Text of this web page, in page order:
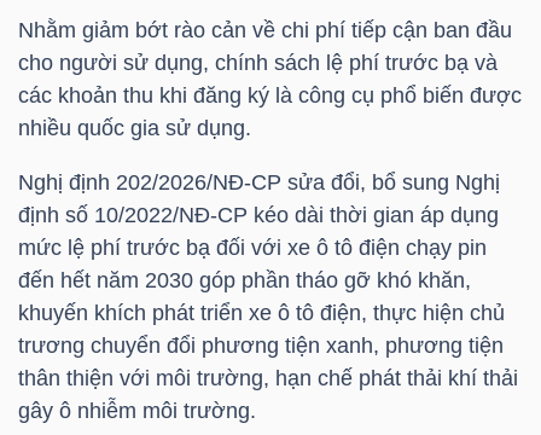
Nhằm giảm bớt rào cản về chi phí tiếp cận ban đầu
cho người sử dụng, chính sách lệ phí trước bạ và
các khoản thu khi đăng ký là công cụ phổ biến được
nhiều quốc gia sử dụng.
Nghị định 202/2026/NĐ-CР sửa đổi, bổ sung Nghị
định số 10/2022/NĐ-CP kéo dài thời gian áp dụng
mức lệ phí trước bạ đối với xe ô tô điện chạy pin
đến hết năm 2030 góp phần tháo gỡ khó khăn,
khuyến khích phát triển xe ô tô điện, thực hiện chủ
trương chuyển đổi phương tiện xanh, phương tiện
thân thiện với môi trường, hạn chế phát thải khí thải
gây ô nhiễm môi trường.
DỮ
LIỆU
Ngành
(-)
VS-
SECTOR